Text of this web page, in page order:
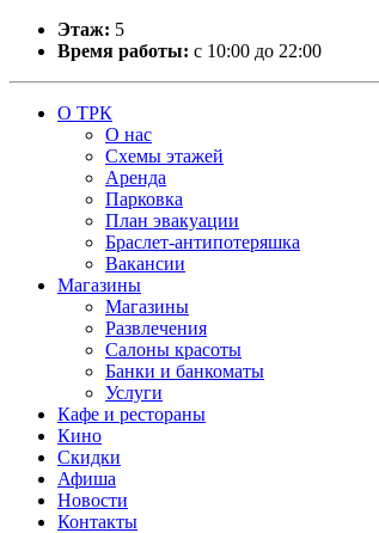
Этаж: 5
Время работы: с 10:00 до 22:00
О ТРК
О нас
Схемы этажей
Аренда
Парковка
План эвакуации
Браслет-антипотеряшка
Вакансии
Магазины
Магазины
Развлечения
Салоны красоты
Банки и банкоматы
Услуги
Кафе и рестораны
Кино
Скидки
Афиша
Новости
Контакты